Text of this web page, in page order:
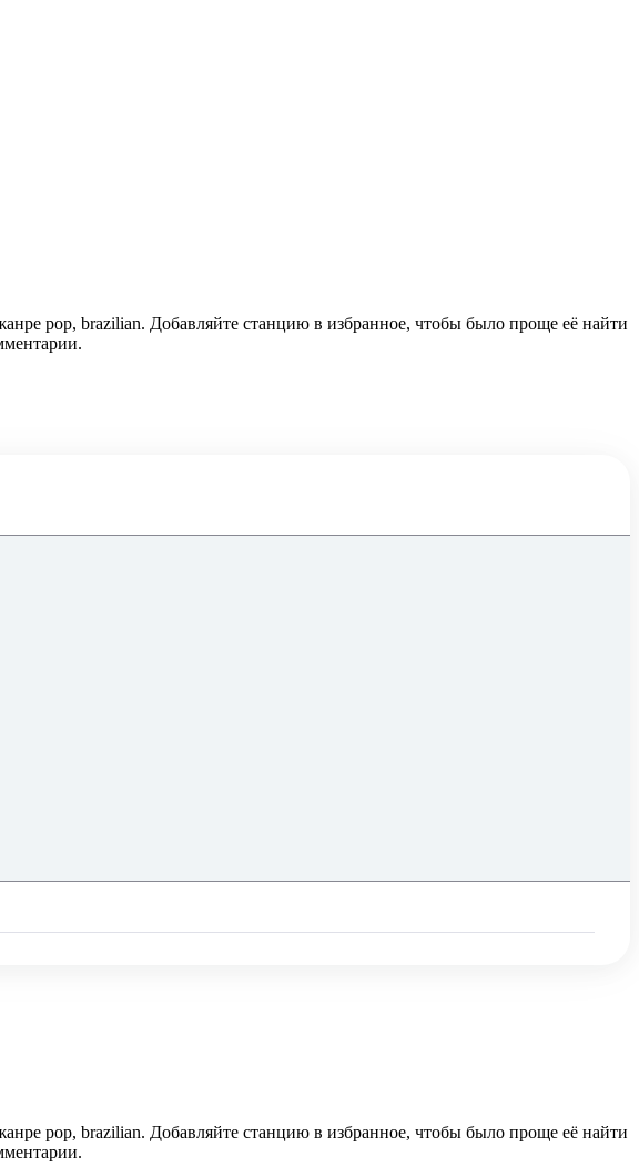
pop, brazilian. Добавляйте станцию в избранное, чтобы было проще её найти
pop, brazilian. Добавляйте станцию в избранное, чтобы было проще её найти